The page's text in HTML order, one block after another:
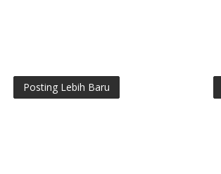
Posting Lebih Baru